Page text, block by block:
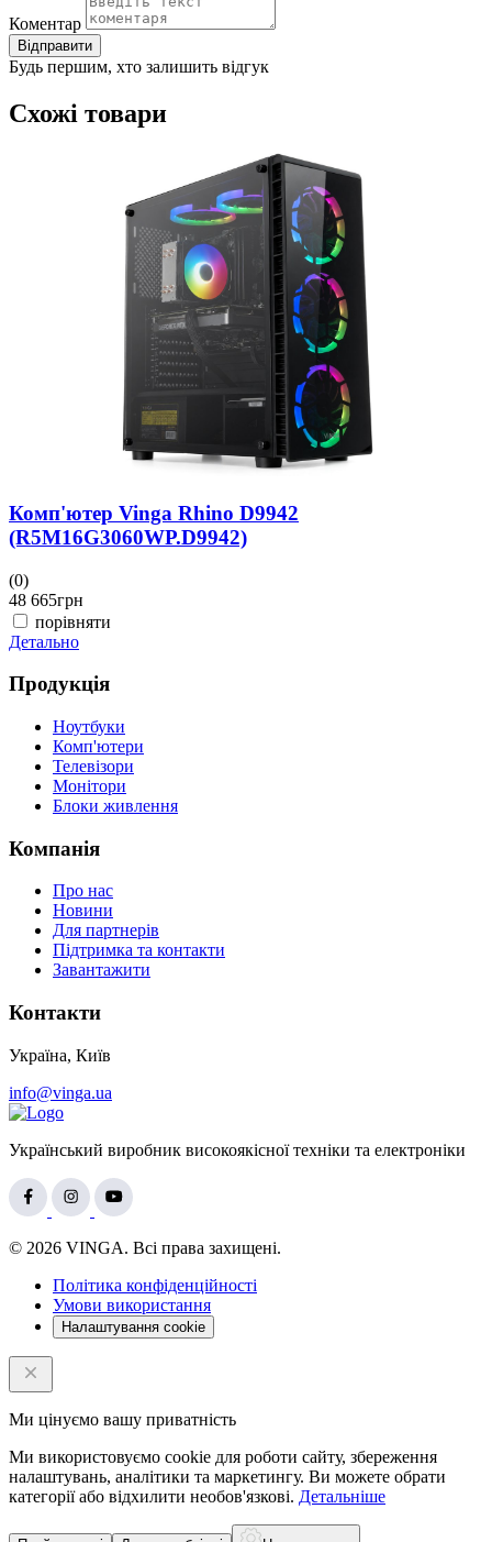
Коментар
Відправити
Будь першим, хто залишить відгук
Схожі товари
Комп'ютер Vinga Rhino D9942
(R5M16G3060WP.D9942)
(0)
48 665грн
порівняти
Детально
Продукція
Ноутбуки
Комп'ютери
Телевізори
Монітори
Блоки живлення
Компанія
Про нас
Новини
Для партнерів
Підтримка та контакти
Завантажити
Контакти
Україна, Київ
info@vinga.ua
Український виробник високоякісної техніки та електроніки
© 2026 VINGA. Всі права захищені.
Політика конфіденційності
Умови використання
Налаштування cookie
Ми цінуємо вашу приватність
Ми використовуємо cookie для роботи сайту, збереження
налаштувань, аналітики та маркетингу. Ви можете обрати
категорії або відхилити необов'язкові. Детальніше